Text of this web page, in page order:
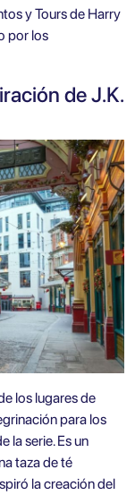
y Tours de Harry
por los
de J.K.
los lugares de
para los
la serie. Es un
taza de té
la creación del